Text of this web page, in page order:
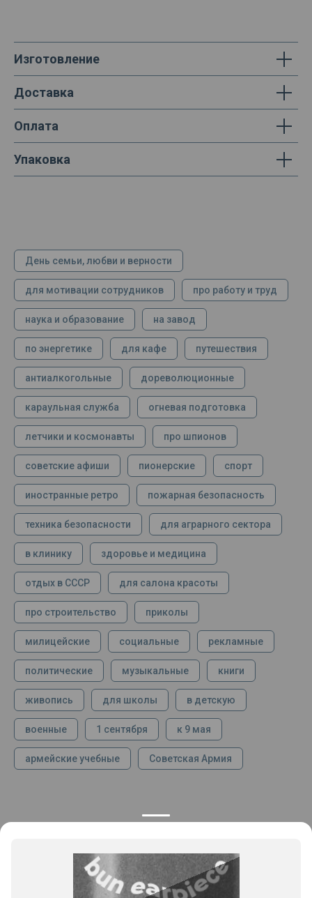
Изготовление
Доставка
Оплата
Упаковка
День семьи, любви и верности
для мотивации сотрудников про работу и труд
наука и образование на завод
по энергетике для кафе путешествия
антиалкогольные дореволюционные
караульная служба огневая подготовка
летчики и космонавты про шпионов
советские афиши пионерские спорт
иностранные ретро пожарная безопасность
техника безопасности для аграрного сектора
в клинику здоровье и медицина
отдых в СССР для салона красоты
про строительство приколы
милицейские социальные рекламные
политические музыкальные книги
живопись для школы в детскую
военные 1 сентября к 9 мая
армейские учебные Советская Армия
ПРОДУКЦИЯ